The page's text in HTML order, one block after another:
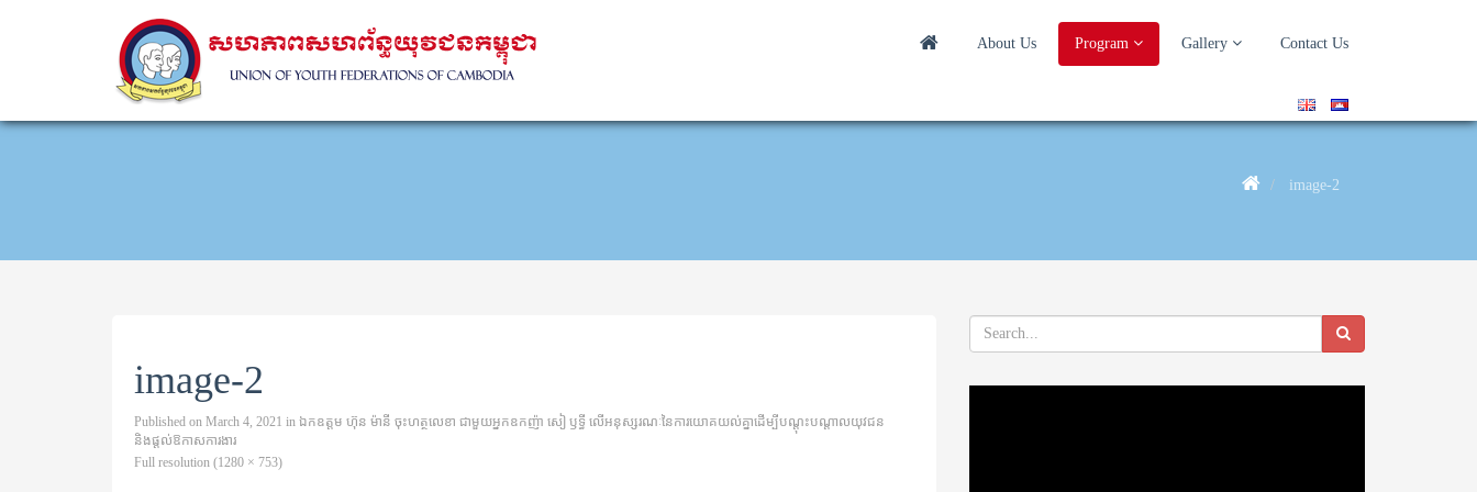
About Us Program Gallery Contact Us
image-2
image-2
Published on March 4, 2021 in ឯកឧត្តម ហ៊ុន ម៉ានី ចុះហត្ថលេខា ជាមួយអ្នកឧកញ៉ា សៀ ឫទ្ធី លើអនុស្សរណៈនៃការយោគយល់គ្នាដើម្បីបណ្តុះបណ្តាលយុវជន
និងផ្តល់ឱកាសការងារ
Full resolution (1280 × 753)